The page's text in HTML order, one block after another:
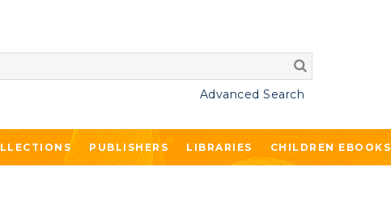
Advanced Search
PUBLISHERS LIBRARIES CHILDREN EBOOKS